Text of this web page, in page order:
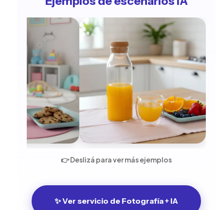
👉 Deslizá para ver más ejemplos
✨ Ver servicio de Fotografía + IA